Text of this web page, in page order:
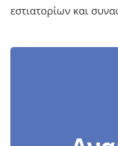
εστιατορίων και